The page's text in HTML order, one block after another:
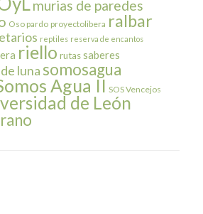
murias de paredes
Oso pardo proyectolibera ralbar
reptiles reserva de encantos
riello rutassaberes
luna somosagua
Agua II SOS Vencejos
de León